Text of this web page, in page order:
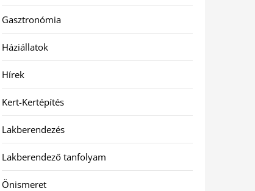
Gasztronómia
Háziállatok
Hírek
Kert-Kertépítés
Lakberendezés
Lakberendező tanfolyam
Önismeret